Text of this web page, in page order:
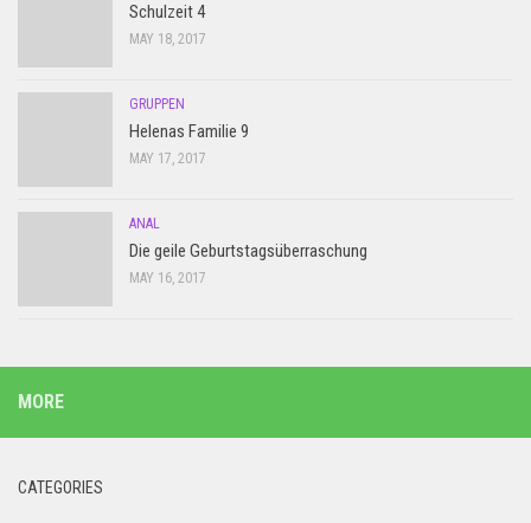
Schulzeit 4
MAY 18, 2017
GRUPPEN
Helenas Familie 9
MAY 17, 2017
ANAL
Die geile Geburtstagsüberraschung
MAY 16, 2017
MORE
CATEGORIES